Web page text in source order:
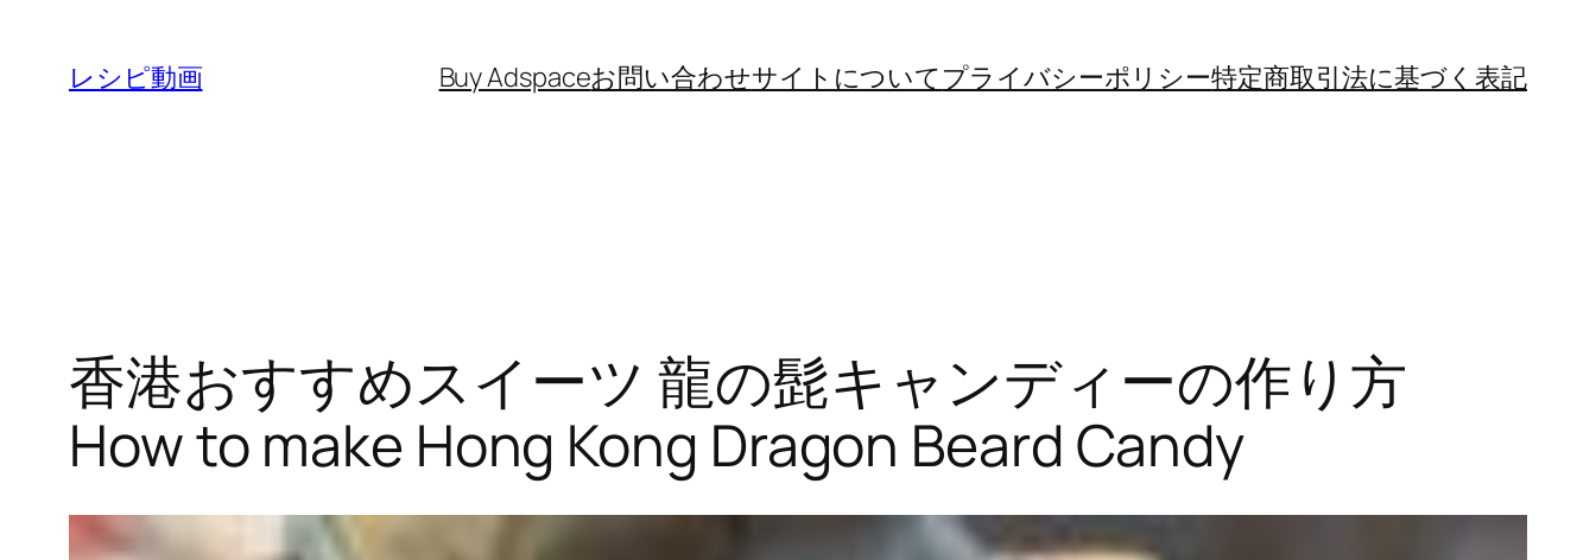
レシピ動画 Buy Adspaceお問い合わせサイトについてプライバシーポリシー特定商取引法に基づく表記
香港おすすめスイーツ 龍の髭キャンディーの作り方
How to make Hong Kong Dragon Beard Candy